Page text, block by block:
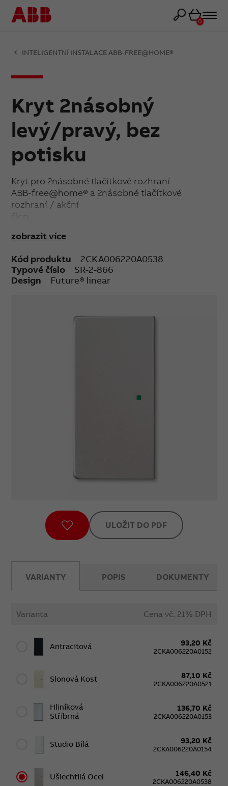
Košík
0
INTELIGENTNÍ INSTALACE ABB-FREE@HOME®
Kryt 2násobný
levý/pravý, bez
potisku
Kryt pro 2násobné tlačítkové rozhraní
ABB-free@home® a 2násobné tlačítkové
rozhraní / akční
člen.
a imitace kovu se mohou vzhledově lišit.
zobrazit více
Kód produktu
2CKA006220A0538
Typové číslo
SR-2-866
Design
Future® linear
ULOŽIT DO PDF
VARIANTY
Varianta Cena vč. 21% DPH
Antracitová 93,20 Kč
2CKA006220A0152
Slonová Kost 87,10 Kč
2CKA006220A0521
Hliníková
Stříbrná
136,70 Kč
2CKA006220A0153
Studio Bílá 93,20 Kč
2CKA006220A0154
Ušlechtilá Ocel 146,40 Kč
2CKA006220A0538
POPIS DOKUMENTY